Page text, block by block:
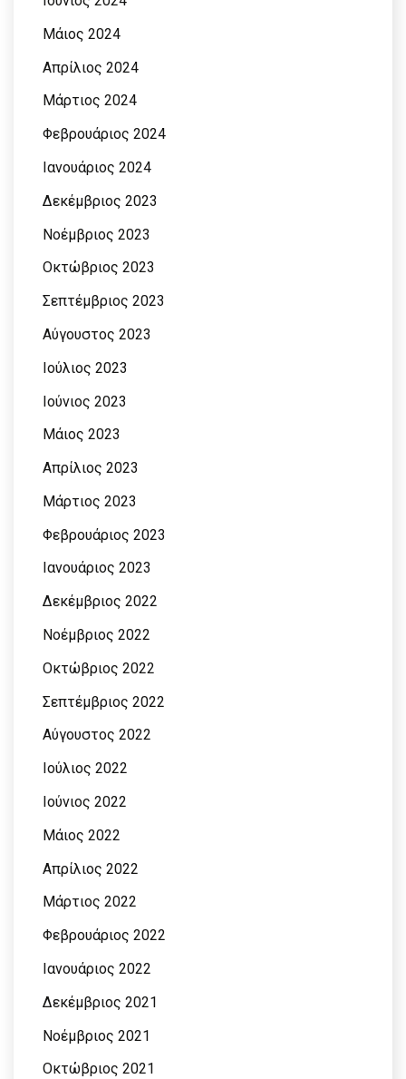
Μάιος 2024
Απρίλιος 2024
Μάρτιος 2024
Φεβρουάριος 2024
Ιανουάριος 2024
Δεκέμβριος 2023
Νοέμβριος 2023
Οκτώβριος 2023
Σεπτέμβριος 2023
Αύγουστος 2023
Ιούλιος 2023
Ιούνιος 2023
Μάιος 2023
Απρίλιος 2023
Μάρτιος 2023
Φεβρουάριος 2023
Ιανουάριος 2023
Δεκέμβριος 2022
Νοέμβριος 2022
Οκτώβριος 2022
Σεπτέμβριος 2022
Αύγουστος 2022
Ιούλιος 2022
Ιούνιος 2022
Μάιος 2022
Απρίλιος 2022
Μάρτιος 2022
Φεβρουάριος 2022
Ιανουάριος 2022
Δεκέμβριος 2021
Νοέμβριος 2021
Οκτώβριος 2021